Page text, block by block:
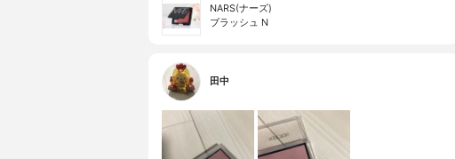
NARS(ナーズ)
ブラッシュ N
田中